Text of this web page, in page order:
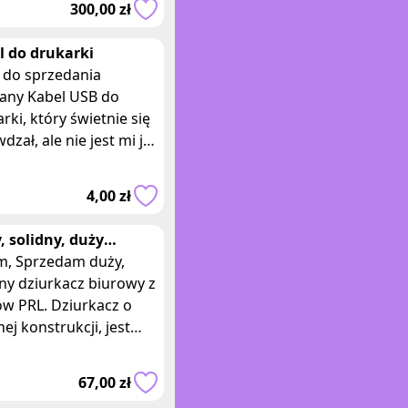
300,00 zł
do drukarki
sprzedania
Kabel USB do
który świetnie się
ale nie jest mi już
stanie i w pełni
4,00 zł
solidny, duży
dziurkacz PRL
duży,
dziurkacz biurowy z
Dziurkacz o
konstrukcji, jest
wielu wars
67,00 zł